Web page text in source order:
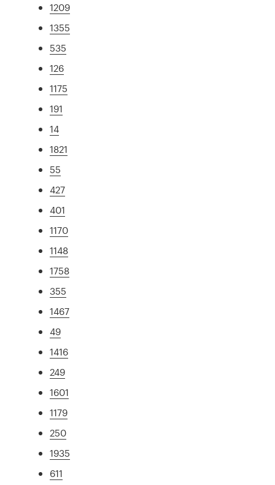
1209
1355
535
126
1175
191
14
1821
55
427
401
1170
1148
1758
355
1467
49
1416
249
1601
1179
250
1935
611